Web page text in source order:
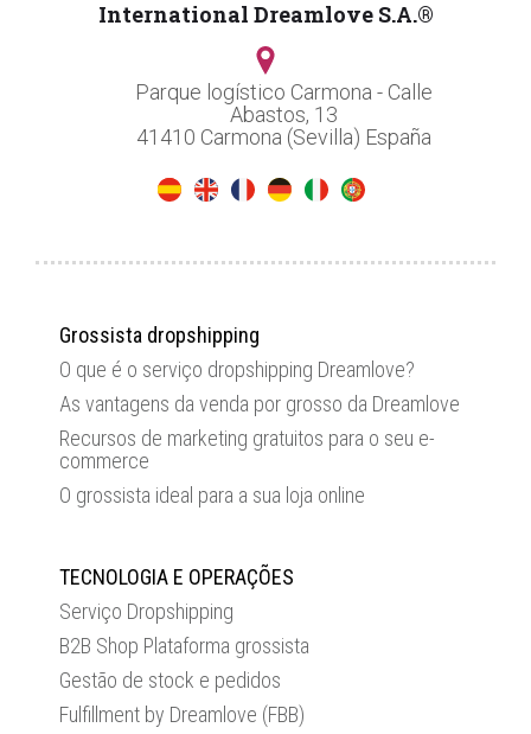
International Dreamlove S.A.®
Parque logístico Carmona - Calle
Abastos, 13
41410 Carmona (Sevilla) España
Grossista dropshipping
O que é o serviço dropshipping Dreamlove?
As vantagens da venda por grosso da Dreamlove
Recursos de marketing gratuitos para o seu e-
commerce
O grossista ideal para a sua loja online
TECNOLOGIA E OPERAÇÕES
Serviço Dropshipping
B2B Shop Plataforma grossista
Gestão de stock e pedidos
Fulfillment by Dreamlove (FBB)